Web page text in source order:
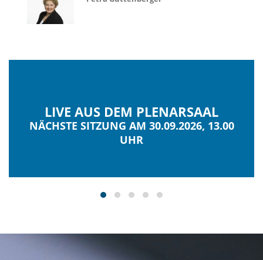
LIVE AUS DEM PLENARSAAL
NÄCHSTE SITZUNG AM 30.09.2026, 13.00
UHR